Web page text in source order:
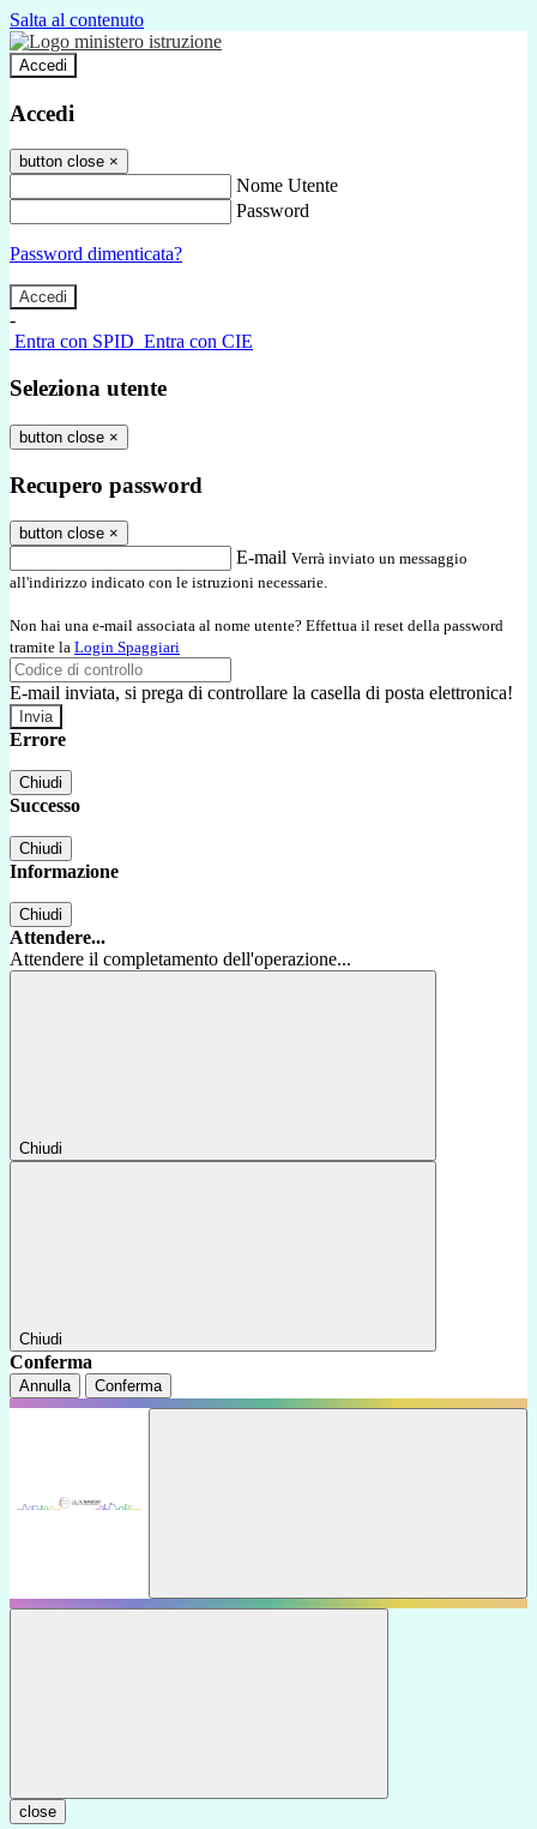
Salta al contenuto
Accedi
Accedi
button close ×
Nome Utente
Password
Password dimenticata?
-
Entra con SPID Entra con CIE
Seleziona utente
button close ×
Recupero password
button close ×
E-mail Verrà inviato un messaggio
all'indirizzo indicato con le istruzioni necessarie.
Non hai una e-mail associata al nome utente? Effettua il reset della password
tramite la Login Spaggiari
E-mail inviata, si prega di controllare la casella di posta elettronica!
Errore
Chiudi
Successo
Chiudi
Informazione
Chiudi
Attendere...
Attendere il completamento dell'operazione...
Chiudi
Chiudi
Conferma
Annulla Conferma
close